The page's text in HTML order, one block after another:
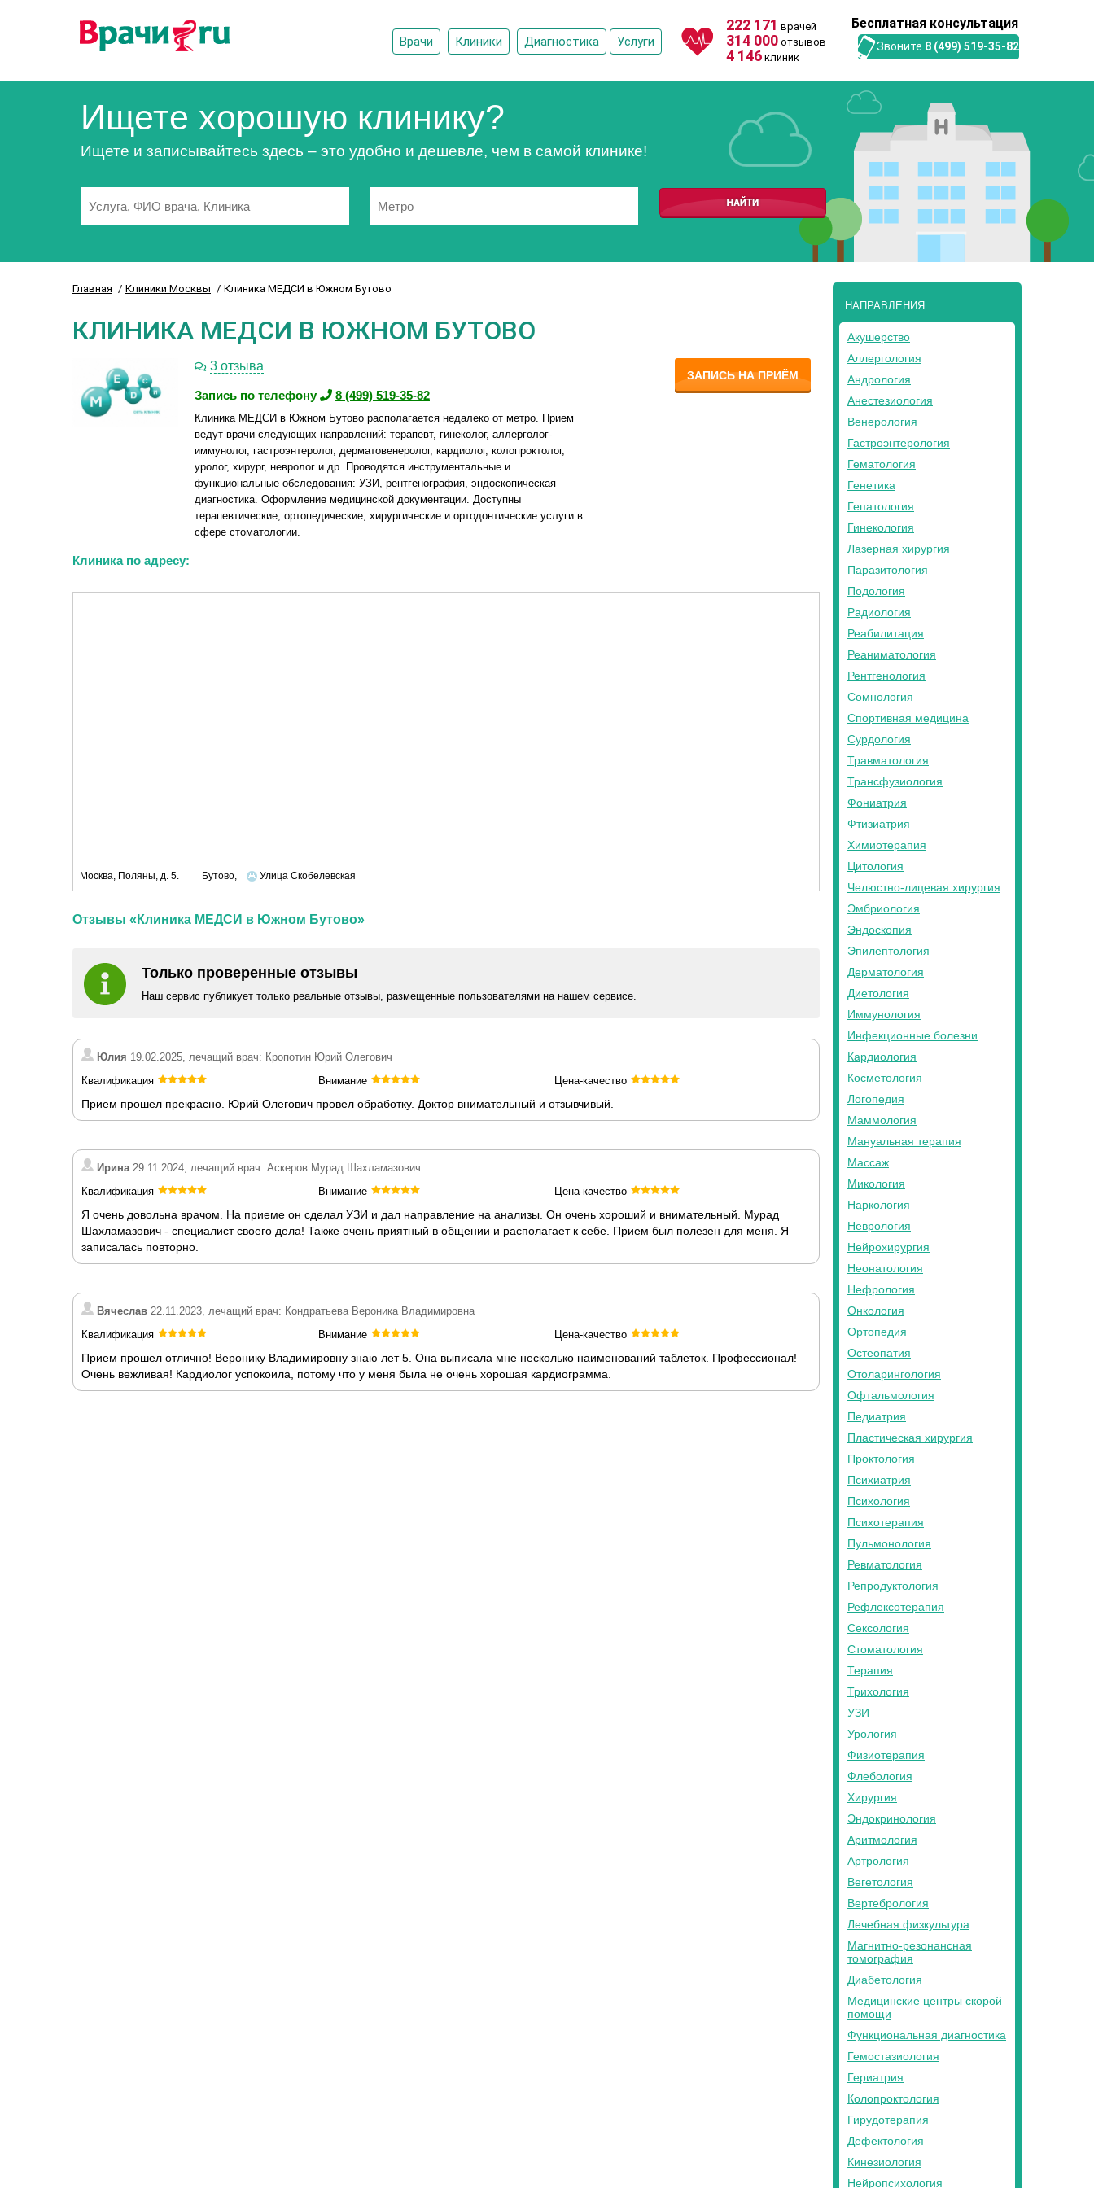
Врачи Клиники Диагностика Услуги
222 171 врачей
314 000 отзывов
4 146 клиник
Бесплатная консультация
Звоните 8 (499) 519-35-82
Ищете хорошую клинику?
Ищете и записывайтесь здесь – это удобно и дешевле, чем в самой клинике!
Главная Клиники Москвы Клиника МЕДСИ в Южном Бутово
КЛИНИКА МЕДСИ В ЮЖНОМ БУТОВО
3 отзыва
Запись по телефону 8 (499) 519-35-82
Клиника МЕДСИ в Южном Бутово располагается недалеко от метро. Прием
ведут врачи следующих направлений: терапевт, гинеколог, аллерголог-
иммунолог, гастроэнтеролог, дерматовенеролог, кардиолог, колопроктолог,
уролог, хирург, невролог и др. Проводятся инструментальные и
функциональные обследования: УЗИ, рентгенография, эндоскопическая
диагностика. Оформление медицинской документации. Доступны
терапевтические, ортопедические, хирургические и ортодонтические услуги в
сфере стоматологии.
ЗАПИСЬ НА ПРИЁМ
Клиника по адресу:
Москва, Поляны, д. 5. Бутово, Улица Скобелевская
Отзывы «Клиника МЕДСИ в Южном Бутово»
Только проверенные отзывы
Наш сервис публикует только реальные отзывы, размещенные пользователями на нашем сервисе.
Юлия 19.02.2025, лечащий врач: Кропотин Юрий Олегович
Квалификация
Внимание Цена-качество
Прием прошел прекрасно. Юрий Олегович провел обработку. Доктор внимательный и отзывчивый.
Ирина29.11.2024, лечащий врач: Аскеров Мурад Шахламазович
Квалификация
Внимание Цена-качество
Я очень довольна врачом. На приеме он сделал УЗИ и дал направление на анализы. Он очень хороший и внимательный. Мурад
Шахламазович - специалист своего дела! Также очень приятный в общении и располагает к себе. Прием был полезен для меня. Я
записалась повторно.
Вячеслав 22.11.2023, лечащий врач: Кондратьева Вероника Владимировна
Квалификация
Внимание Цена-качество
Прием прошел отлично! Веронику Владимировну знаю лет 5. Она выписала мне несколько наименований таблеток. Профессионал!
Очень вежливая! Кардиолог успокоила, потому что у меня была не очень хорошая кардиограмма.
НАПРАВЛЕНИЯ:
Акушерство
Аллергология
Андрология
Анестезиология
Венерология
Гастроэнтерология
Гематология
Генетика
Гепатология
Гинекология
Лазерная хирургия
Паразитология
Подология
Радиология
Реабилитация
Реаниматология
Рентгенология
Сомнология
Спортивная медицина
Сурдология
Травматология
Трансфузиология
Фониатрия
Фтизиатрия
Химиотерапия
Цитология
Челюстно-лицевая хирургия
Эмбриология
Эндоскопия
Эпилептология
Дерматология
Диетология
Иммунология
Инфекционные болезни
Кардиология
Косметология
Логопедия
Маммология
Мануальная терапия
Массаж
Микология
Наркология
Неврология
Нейрохирургия
Неонатология
Нефрология
Онкология
Ортопедия
Остеопатия
Отоларингология
Офтальмология
Педиатрия
Пластическая хирургия
Проктология
Психиатрия
Психология
Психотерапия
Пульмонология
Ревматология
Репродуктология
Рефлексотерапия
Сексология
Стоматология
Терапия
Трихология
УЗИ
Урология
Физиотерапия
Флебология
Хирургия
Эндокринология
Аритмология
Артрология
Вегетология
Вертебрология
Лечебная физкультура
Магнитно-резонансная
томография
Диабетология
Медицинские центры скорой
помощи
Функциональная диагностика
Гемостазиология
Гериатрия
Колопроктология
Гирудотерапия
Дефектология
Кинезиология
Нейропсихология